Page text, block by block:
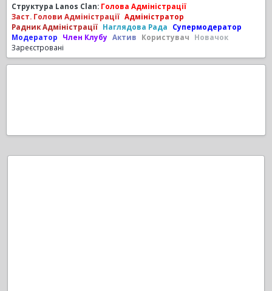
Структура Lanos Clan: Голова Адміністрації
Заст. Голови Адміністрації Адміністратор
Радник Адміністрації Наглядова Рада
Супермодератор
Модератор
Член Клубу Актив Користувач
Новачок
Зареєстровані